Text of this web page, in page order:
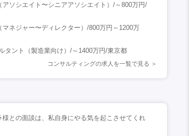
ソシエイト〜シニアアソシエイト）/～800万円/
ネジャー〜ディレクター）/800万円～1200万
タント（製造業向け）/～1400万円/東京都
コンサルティングの求人を一覧で見る
との面談は、私自身にやる気を起こさせてくれ